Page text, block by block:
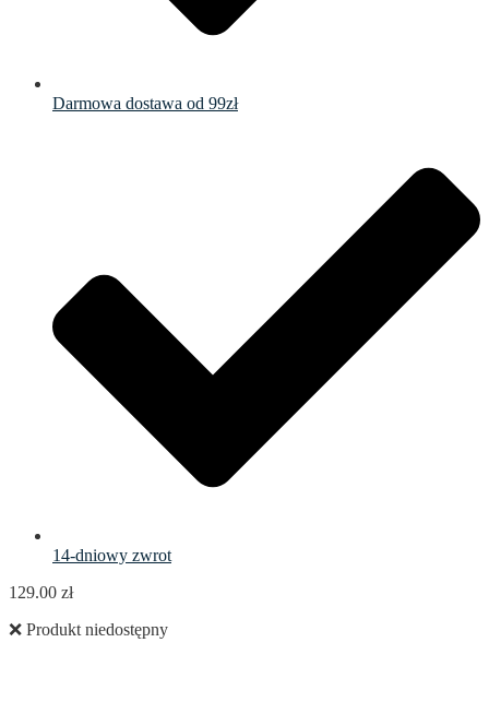
Darmowa dostawa od 99zł
14-dniowy zwrot
129.00 zł
❌ Produkt niedostępny